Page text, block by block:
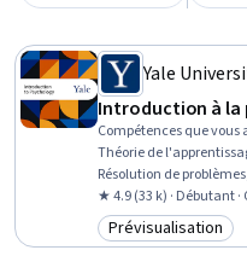
Yale
Introduction à la
Compétences que vous
Théorie de
Résolution de
humain, Méthodes
Maladies et troubles de
l'enfant, Thérapie
★ 4.9 (33 k) · Débutant ·
Catégorie :
Prévisualisation